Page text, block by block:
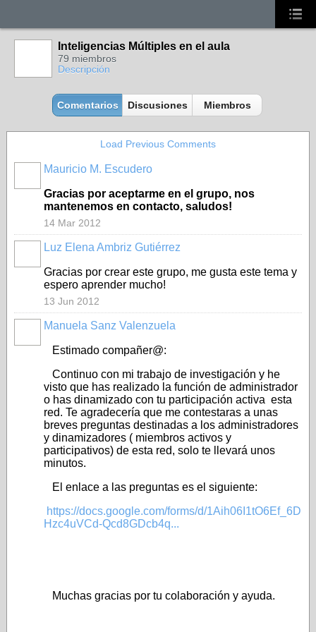
Inteligencias Múltiples en el aula
79 miembros
Descripción
Comentarios Discusiones Miembros
Load Previous Comments
Mauricio M. Escudero
Gracias por aceptarme en el grupo, nos
mantenemos en contacto, saludos!
14 Mar 2012
Luz Elena Ambriz Gutiérrez
Gracias por crear este grupo, me gusta este tema y
espero aprender mucho!
13 Jun 2012
Manuela Sanz Valenzuela
Estimado compañer@:
Continuo con mi trabajo de investigación y he
visto que has realizado la función de administrador
o has dinamizado con tu participación activa esta
red. Te agradecería que me contestaras a unas
breves preguntas destinadas a los administradores
y dinamizadores ( miembros activos y
participativos) de esta red, solo te llevará unos
minutos.
El enlace a las preguntas es el siguiente:
https://docs.google.com/forms/d/1Aih06I1tO6Ef_6D
Hzc4uVCd-Qcd8GDcb4q...
Muchas gracias por tu colaboración y ayuda.